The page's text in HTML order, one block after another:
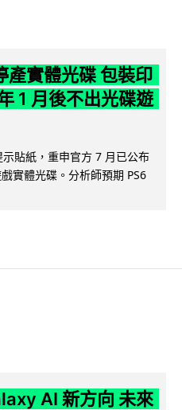
實體光碟 包裝印
1 月後不出光碟遊
貼紙，重申官方 7 月已公布
實體光碟。分析師預期 PS6
AI 新方向 未來